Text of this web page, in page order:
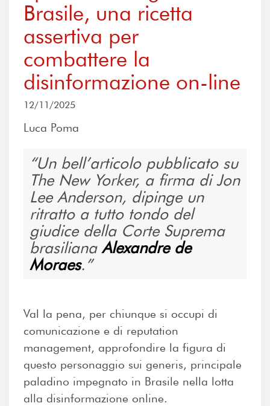
Brasile, una ricetta
assertiva per
combattere la
disinformazione on-line
12/11/2025
Luca Poma
Un bell’articolo pubblicato su
The New Yorker, a firma di Jon
Lee Anderson, dipinge un
ritratto a tutto tondo del
giudice della Corte Suprema
brasiliana Alexandre de
Moraes.
Val la pena, per chiunque si occupi di
comunicazione e di reputation
management, approfondire la figura di
questo personaggio sui generis, principale
paladino impegnato in Brasile nella lotta
alla disinformazione online.